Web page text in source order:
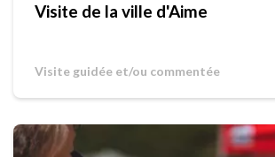
Visite de la ville d'Aime
Visite guidée et/ou commentée